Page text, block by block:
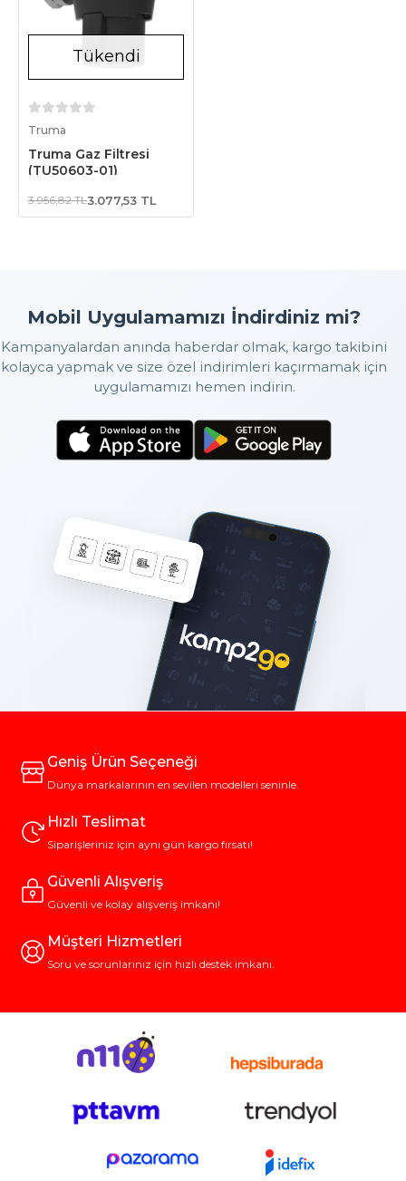
Tükendi
Truma
Truma Gaz Filtresi
(TU50603-01)
3.956,82 TL3.077,53 TL
Mobil Uygulamamızı İndirdiniz mi?
Kampanyalardan anında haberdar olmak, kargo takibini
kolayca yapmak ve size özel indirimleri kaçırmamak için
uygulamamızı hemen indirin.
Geniş Ürün Seçeneği
Dünya markalarının en sevilen modelleri seninle.
Hızlı Teslimat
Siparişleriniz için aynı gün kargo fırsatı!
Güvenli Alışveriş
Güvenli ve kolay alışveriş imkanı!
Müşteri Hizmetleri
Soru ve sorunlarınız için hızlı destek imkanı.